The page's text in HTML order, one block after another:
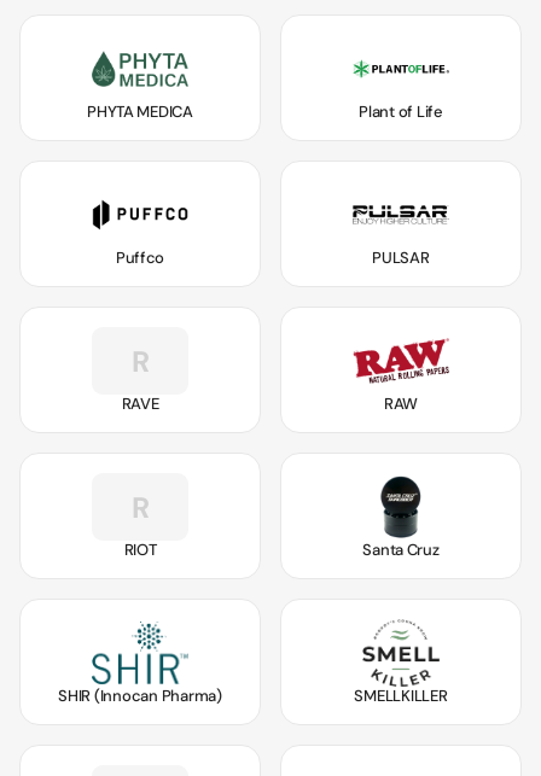
PHYTA MEDICA Plant of Life
Puffco PULSAR
R
RAVE RAW
R
RIOT Santa Cruz
SHIR (Innocan Pharma) SMELLKILLER